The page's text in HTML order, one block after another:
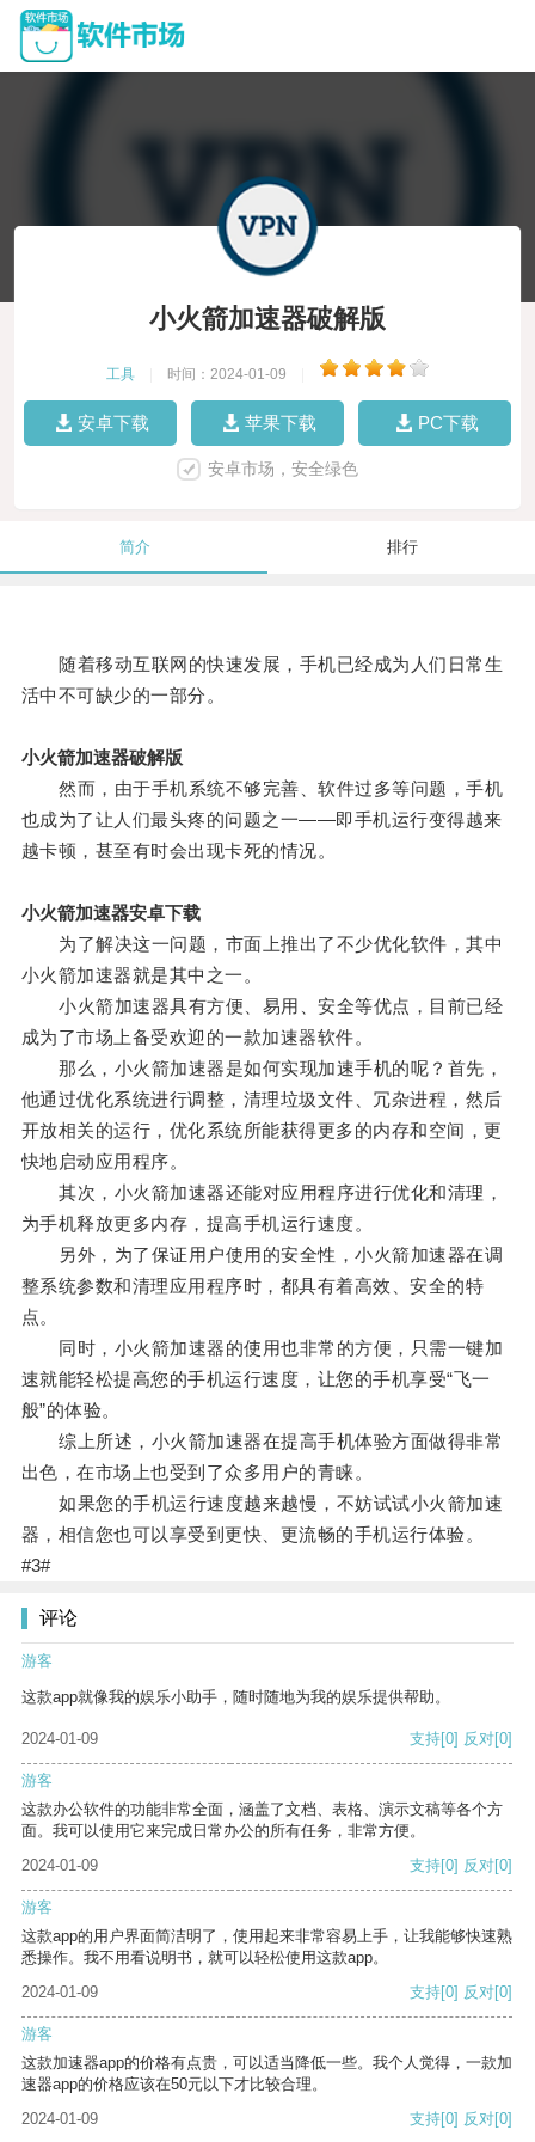
小火箭加速器破解版
工具 时间：2024-01-09
安卓下载 苹果下载 PC下载
安卓市场，安全绿色
简介 排行
随着移动互联网的快速发展，手机已经成为人们日常生
活中不可缺少的一部分。
小火箭加速器破解版
然而，由于手机系统不够完善、软件过多等问题，手机
也成为了让人们最头疼的问题之一——即手机运行变得越来
越卡顿，甚至有时会出现卡死的情况。
小火箭加速器安卓下载
为了解决这一问题，市面上推出了不少优化软件，其中
小火箭加速器就是其中之一。
小火箭加速器具有方便、易用、安全等优点，目前已经
成为了市场上备受欢迎的一款加速器软件。
那么，小火箭加速器是如何实现加速手机的呢？首先，
他通过优化系统进行调整，清理垃圾文件、冗杂进程，然后
开放相关的运行，优化系统所能获得更多的内存和空间，更
快地启动应用程序。
其次，小火箭加速器还能对应用程序进行优化和清理，
为手机释放更多内存，提高手机运行速度。
另外，为了保证用户使用的安全性，小火箭加速器在调
整系统参数和清理应用程序时，都具有着高效、安全的特
点。
同时，小火箭加速器的使用也非常的方便，只需一键加
速就能轻松提高您的手机运行速度，让您的手机享受“飞一
般”的体验。
综上所述，小火箭加速器在提高手机体验方面做得非常
出色，在市场上也受到了众多用户的青睐。
如果您的手机运行速度越来越慢，不妨试试小火箭加速
器，相信您也可以享受到更快、更流畅的手机运行体验。
#3#
评论
游客
这款app就像我的娱乐小助手，随时随地为我的娱乐提供帮助。
2024-01-09 支持[0] 反对[0]
游客
这款办公软件的功能非常全面，涵盖了文档、表格、演示文稿等各个方
面。我可以使用它来完成日常办公的所有任务，非常方便。
2024-01-09
支持[0] 反对[0]
游客
这款app的用户界面简洁明了，使用起来非常容易上手，让我能够快速熟
悉操作。我不用看说明书，就可以轻松使用这款app。
2024-01-09
支持[0] 反对[0]
游客
这款加速器app的价格有点贵，可以适当降低一些。我个人觉得，一款加
速器app的价格应该在50元以下才比较合理。
2024-01-09
支持[0] 反对[0]